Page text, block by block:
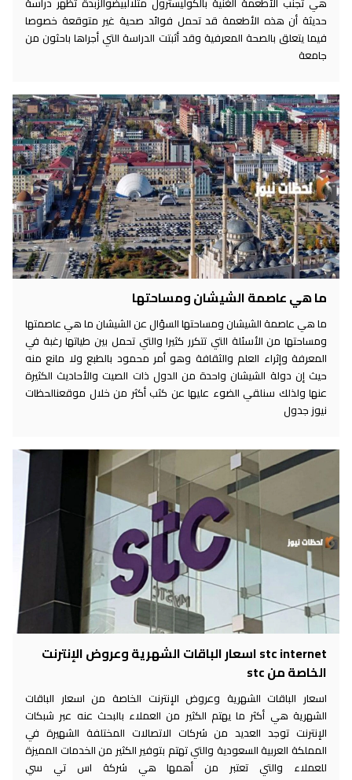
حديثة أن هذه الأطعمة قد تحمل فوائد صحية غير متوقعة خصوصا
فيما يتعلق بالصحة المعرفية وقد أثبتت الدراسة التي أجراها باحثون من
جامعة
ما هي عاصمة الشيشان ومساحتها
ما هي عاصمة الشيشان ومساحتها السؤال عن الشيشان ما هي عاصمتها
ومساحتها من الأسئلة التي تتكرر كثيرا والتي تحمل بين طياتها رغبة في
المعرفة وإثراء العلم والثقافة وهو أمر محمود بالطبع ولا مانع منه
حيث إن دولة الشيشان واحدة من الدول ذات الصيت والأحاديث الكثيرة
عنها ولذلك سنلقي الضوء عليها عن كثب أكثر من خلال موقعنالحظات
نيوز جدول
stc internet اسعار الباقات الشهرية وعروض الإنترنت
الخاصة من stc
اسعار الباقات الشهرية وعروض الإنترنت الخاصة من اسعار الباقات
الشهرية هي أكثر ما يهتم الكثير من العملاء بالبحث عنه عبر شبكات
الإنترنت توجد العديد من شركات الاتصالات المختلفة الشهيرة في
المملكة العربية السعودية والتي تهتم بتوفير الكثير من الخدمات المميزة
للعملاء والتي تعتبر من أهمها هي شركة اس تي سي